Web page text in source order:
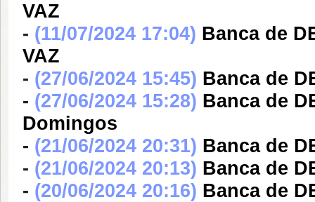
VAZ
- (11/07/2024 17:04) Banca de
VAZ
- (27/06/2024 15:45) Banca de
- (27/06/2024 15:28) Banca de
Domingos
- (21/06/2024 20:31) Banca de
- (21/06/2024 20:13) Banca de
- (20/06/2024 20:16) Banca de